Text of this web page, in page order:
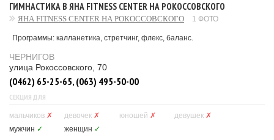
ГИМНАСТИКА В ЯНА FITNESS CENTER НА РОКОССОВСКОГО
ЯНА FITNESS CENTER НА РОКОССОВСКОГО 1 ФОТО
Программы: калланетика, стретчинг, флекс, баланс.
ЧЕРНИГОВ
улица Рокоссовского, 70
(0462) 65-25-65, (063) 495-50-00
СЕКЦИЯ ДЛЯ
мальчиков ✗ девочек ✗ юношей ✗ девушек ✗
мужчин ✓ женщин ✓